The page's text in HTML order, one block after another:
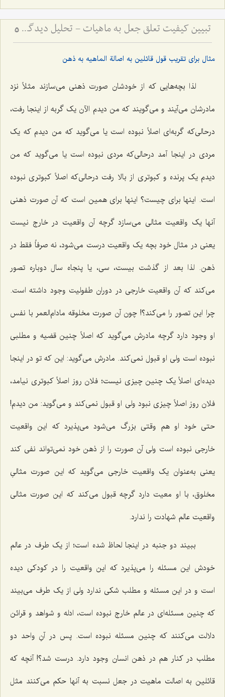
تبیین کیفیت تعلق جعل به ماهیات - تحلیل دیدگاه اصالت ماهیت و نسبت آن با واقعیت‌های خارجی 5
مثال برای تقریب قول قائلین به اصالة الماهیه به ذهن
لذا بچه‌هایی که از خودشان صورت ذهنی می‌سازند مثلاً نزد
مادرشان می‌آیند و می‌گویند که من دیدم الآن یک گربه از اینجا رفت،
درحالی‌که گربه‌ای اصلاً نبوده است یا می‌گوید که من دیدم که یک
مردی در اینجا آمد درحالی‌که مردی نبوده است یا می‌گوید که من
دیدم یک پرنده‌ و کبوتری از بالا رفت درحالی‌که اصلاً کبوتری نبوده
است. اینها برای چیست؟ اینها برای همین است که آن صورت ذهنی
آنها یک واقعیت مثالی می‌سازد گرچه آن واقعیت در خارج نیست
یعنی در مثال خود بچه یک واقعیت درست می‌شود، نه صرفاً فقط در
ذهن. لذا بعد از گذشت بیست، سی، یا پنجاه سال دوباره تصور
می‌کند که آن واقعیت خارجی در دوران طفولیت وجود داشته است.
چرا این تصور را می‌کند؟! چون آن صورت مخلوقه مادام‌العمر با نفس
او وجود دارد گرچه مادرش می‌گوید که اصلاً چنین قضیه‌ و مطلبی
نبوده است ولی او قبول نمی‌کند. مادرش می‌گوید: این که تو در اینجا
دیده‌ای اصلاً یک چنین چیزی نیست؛ فلان روز اصلاً کبوتری نیامد،
فلان روز اصلاً چیزی نبود ولی او قبول نمی‌کند و می‌گوید: من دیدم!
حتی خود او هم وقتی بزرگ می‌شود می‌پذیرد که این واقعیت
خارجی نبوده است ولی آن صورت را از ذهن خود نمی‌تواند نفی کند
یعنی به‌عنوان یک واقعیت خارجی می‌گوید که این صورت مثالیِ
مخلوق، با او معیت دارد گرچه قبول می‌کند که این صورت مثالی
واقعیت عالم شهادت را ندارد.
ببیند دو جنبه در اینجا لحاظ شده است؛ از یک طرف در عالم
خودش این مسئله را می‌پذیرد که این واقعیت را در کودکی دیده
است و در این مسئله و مطلب شکی ندارد ولی از یک طرف می‌بیند
که ‌چنین مسئله‌ای در عالم خارج نبوده است، ادله و شواهد و قرائن
دلالت می‌کنند که چنین مسئله نبوده است. پس در آنِ واحد دو
مطلب در کنار هم در ذهن انسان وجود دارد. درست شد؟! آنچه که
قائلین به اصالت ماهیت در جعل نسبت به آنها حکم می‌کنند مثل